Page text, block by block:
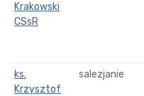
Krakowski
CSsR
ks.
Krzysztof
salezjanie